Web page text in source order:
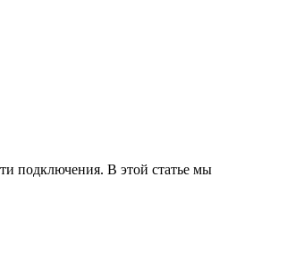
подключения. В этой статье мы